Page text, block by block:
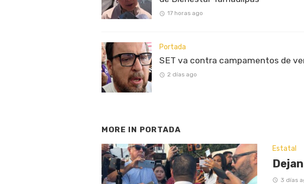
17 horas ago
Portada
SET va contra campamentos de
2 días ago
MORE IN PORTADA
Estatal
3 días